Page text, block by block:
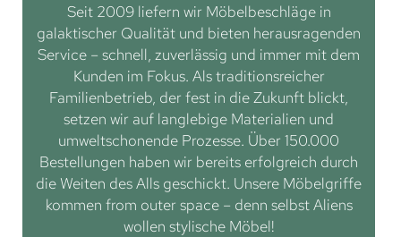
Seit 2009 liefern wir Möbelbeschläge in
galaktischer Qualität und bieten herausragenden
Service – schnell, zuverlässig und immer mit dem
Kunden im Fokus. Als traditionsreicher
Familienbetrieb, der fest in die Zukunft blickt,
setzen wir auf langlebige Materialien und
umweltschonende Prozesse. Über 150.000
Bestellungen haben wir bereits erfolgreich durch
die Weiten des Alls geschickt. Unsere Möbelgriffe
kommen from outer space – denn selbst Aliens
wollen stylische Möbel!